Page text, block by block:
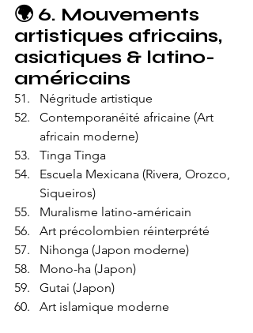
🌍 6. Mouvements
artistiques africains,
asiatiques & latino-
américains
Négritude artistique
Contemporanéité africaine (Art
africain moderne)
Tinga Tinga
Escuela Mexicana (Rivera, Orozco,
Siqueiros)
Muralisme latino-américain
Art précolombien réinterprété
Nihonga (Japon moderne)
Mono-ha (Japon)
Gutai (Japon)
Art islamique moderne